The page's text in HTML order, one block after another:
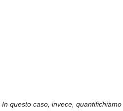
questo caso, invece, quantifichiamo